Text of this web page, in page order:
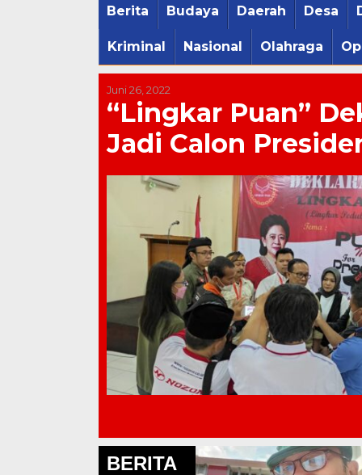
Berita Budaya Daerah Desa
Kriminal Nasional Olahraga
Juni 26, 2022
“Lingkar Puan”
Jadi Calon
BERITA